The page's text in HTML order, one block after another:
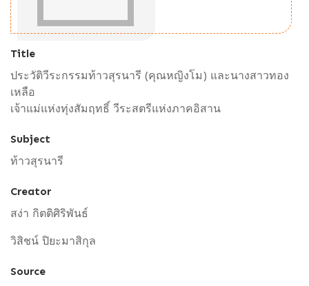
Title
ประวัติวีระกรรมท้าวสุรนารี (คุณหญิงโม) และนางสาวทอง
เหลือ
เจ้าแม่แห่งทุ่งสัมฤทธิ์ วีระสตรีแห่งภาคอิสาน
Subject
ท้าวสุรนารี
Creator
สง่า กิตติศิริพันธ์
วิสิชน์ ปิยะมาสิกุล
Source